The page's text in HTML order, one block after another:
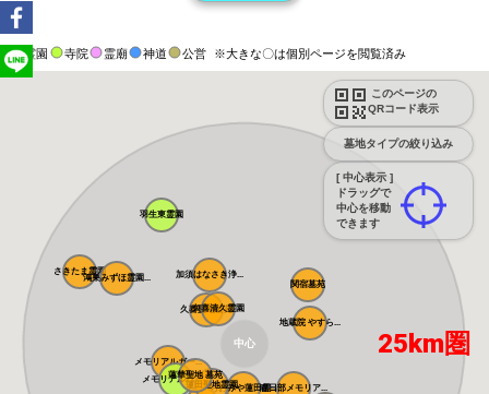
霊園 寺院 霊廟 神道 公営 ※大きな〇は個別ページを閲覧済み
このページの
QRコード表示
墓地タイプの絞り込み
[ 中心表示 ]
ドラッグで
中心を移動
できます
関宿墓苑
おおみや蓮田霊...
久喜聖地公苑
久喜清久霊園
メモリアルガー...
加須はなさき浄...
さきたま霊園
メモリアルパー...
春日部メモリア...
羽生東霊園
鴻巣みずほ霊園...
地蔵院 やすら...
蓮田聖地霊園
蓮華聖地 墓苑
中心 25km圏